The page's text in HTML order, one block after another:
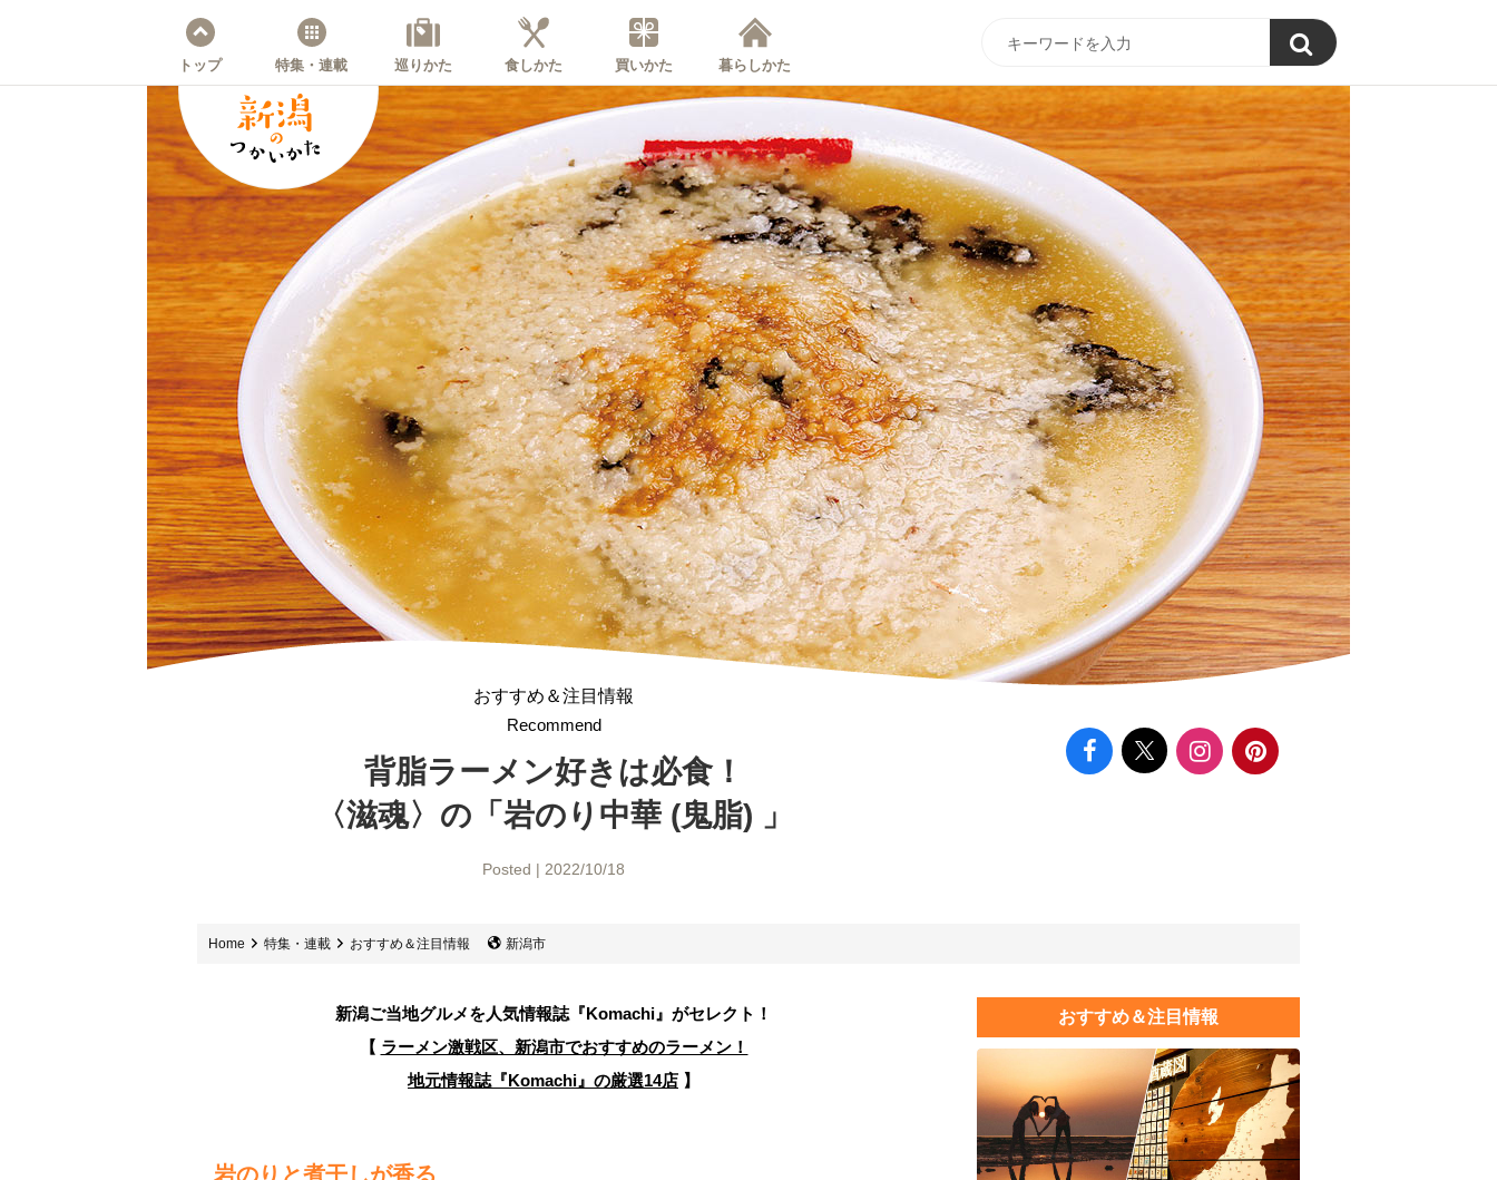
トップ 特集・連載 巡りかた 食しかた 買いかた 暮らしかた
おすすめ＆注目情報
Recommend
背脂ラーメン好きは必食！
〈滋魂〉の「岩のり中華 (鬼脂) 」
Posted | 2022/10/18
Home 特集・連載 おすすめ＆注目情報 新潟市
新潟ご当地グルメを人気情報誌 『Komachi』がセレクト！
【 ラーメン激戦区、新潟市でおすすめのラーメン！
地元情報誌『Komachi』の厳選14店 】
岩のりと煮干しが香る
おすすめ＆注目情報